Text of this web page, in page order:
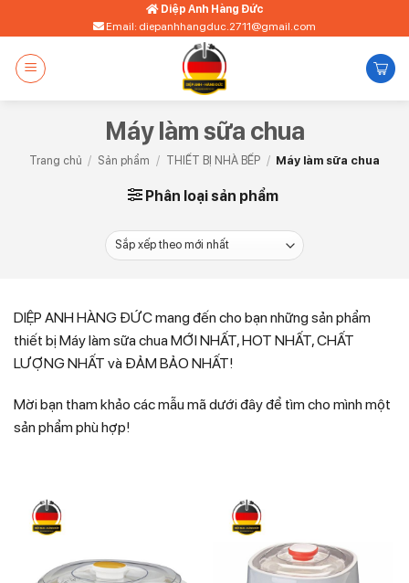
qua
dung
Diệp Anh Hàng Đức
Email: diepanhhangduc.2711@gmail.com
Máy làm sữa chua
Trang chủ / Sản phẩm / THIẾT BỊ NHÀ BẾP / Máy làm sữa chua
Phân loại sản phẩm
DIỆP ANH HÀNG ĐỨC mang đến cho bạn những sản phẩm
thiết bị Máy làm sữa chua MỚI NHẤT, HOT NHẤT, CHẤT
LƯỢNG NHẤT và ĐẢM BẢO NHẤT!
Mời bạn tham khảo các mẫu mã dưới đây để tìm cho mình một
sản phẩm phù hợp!